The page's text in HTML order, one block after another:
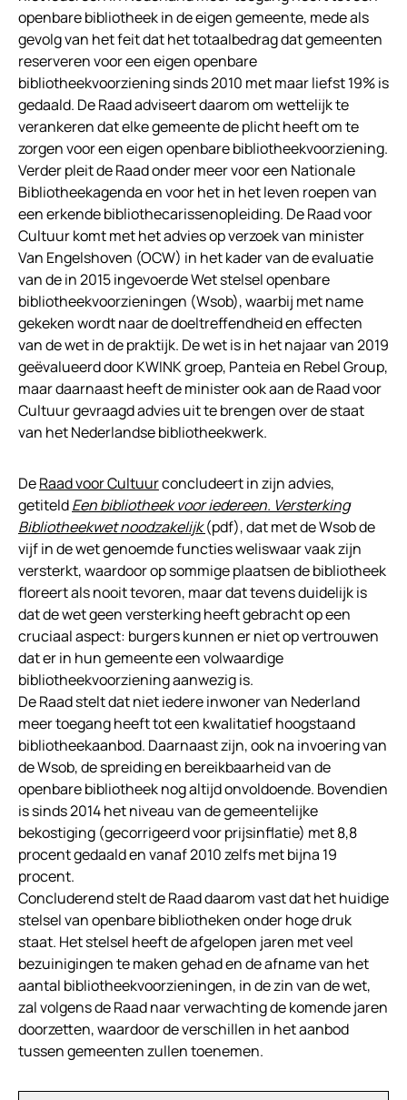
openbare bibliotheek in de eigen gemeente, mede als
gevolg van het feit dat het totaalbedrag dat gemeenten
reserveren voor een eigen openbare
bibliotheekvoorziening sinds 2010 met maar liefst 19% is
gedaald. De Raad adviseert daarom om wettelijk te
verankeren dat elke gemeente de plicht heeft om te
zorgen voor een eigen openbare bibliotheekvoorziening.
Verder pleit de Raad onder meer voor een Nationale
Bibliotheekagenda en voor het in het leven roepen van
een erkende bibliothecarissenopleiding. De Raad voor
Cultuur komt met het advies op verzoek van minister
Van Engelshoven (OCW) in het kader van de evaluatie
van de in 2015 ingevoerde Wet stelsel openbare
bibliotheekvoorzieningen (Wsob), waarbij met name
gekeken wordt naar de doeltreffendheid en effecten
van de wet in de praktijk. De wet is in het najaar van 2019
geëvalueerd door KWINK groep, Panteia en Rebel Group,
maar daarnaast heeft de minister ook aan de Raad voor
Cultuur gevraagd advies uit te brengen over de staat
van het Nederlandse bibliotheekwerk.
DeRaad voor Cultuurconcludeert in zijn advies,
getiteldEen bibliotheek voor iedereen. Versterking
Bibliotheekwet noodzakelijk (pdf), dat met de Wsob de
vijf in de wet genoemde functies weliswaar vaak zijn
versterkt, waardoor op sommige plaatsen de bibliotheek
floreert als nooit tevoren, maar dat tevens duidelijk is
dat de wet geen versterking heeft gebracht op een
cruciaal aspect: burgers kunnen er niet op vertrouwen
dat er in hun gemeente een volwaardige
bibliotheekvoorziening aanwezig is.
De Raad stelt dat niet iedere inwoner van Nederland
meer toegang heeft tot een kwalitatief hoogstaand
bibliotheekaanbod. Daarnaast zijn, ook na invoering van
de Wsob, de spreiding en bereikbaarheid van de
openbare bibliotheek nog altijd onvoldoende. Bovendien
is sinds 2014 het niveau van de gemeentelijke
bekostiging (gecorrigeerd voor prijsinflatie) met 8,8
procent gedaald en vanaf 2010 zelfs met bijna 19
procent.
Concluderend stelt de Raad daarom vast dat het huidige
stelsel van openbare bibliotheken onder hoge druk
staat. Het stelsel heeft de afgelopen jaren met veel
bezuinigingen te maken gehad en de afname van het
aantal bibliotheekvoorzieningen, in de zin van de wet,
zal volgens de Raad naar verwachting de komende jaren
doorzetten, waardoor de verschillen in het aanbod
tussen gemeenten zullen toenemen.